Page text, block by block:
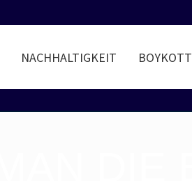
NACHHALTIGKEIT BOYKOTT